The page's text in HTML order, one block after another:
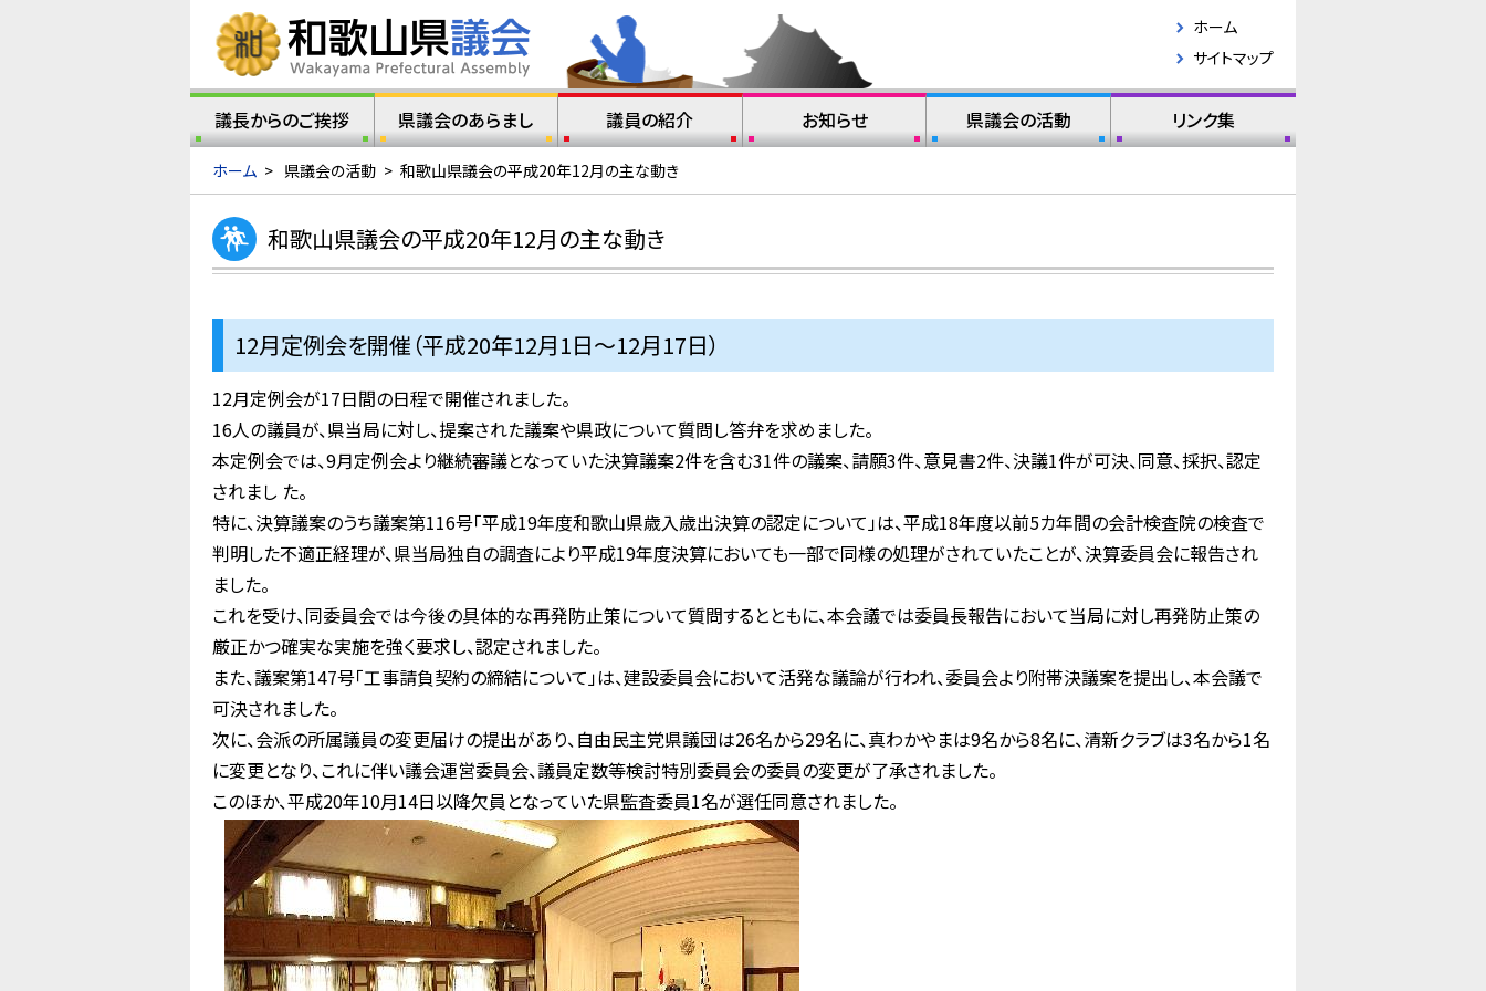
ホーム
サイトマップ
議長からのご挨拶 県議会のあらまし 議員の紹介 お知らせ 県議会の活動 リンク集
ホーム > 県議会の活動 > 和歌山県議会の平成20年12月の主な動き
和歌山県議会の平成20年12月の主な動き
12月定例会を開催（平成20年12月1日～12月17日）
12月定例会が17日間の日程で開催されました。
16人の議員が、県当局に対し、提案された議案や県政について質問し答弁を求めました。
本定例会では、9月定例会より継続審議となっていた決算議案2件を含む31件の議案、請願3件、意見書2件、決議1件が可決、同意、採択、認定
されまし た。
特に、決算議案のうち議案第116号「平成19年度和歌山県歳入歳出決算の認定について」は、平成18年度以前5カ年間の会計検査院の検査で
判明した不適正経理が、県当局独自の調査により平成19年度決算においても一部で同様の処理がされていたことが、決算委員会に報告され
ました。
これを受け、同委員会では今後の具体的な再発防止策について質問するとともに、本会議では委員長報告において当局に対し再発防止策の
厳正かつ確実な実施を強く要求し、認定されました。
また、議案第147号「工事請負契約の締結について」は、建設委員会において活発な議論が行われ、委員会より附帯決議案を提出し、本会議で
可決されました。
次に、会派の所属議員の変更届けの提出があり、自由民主党県議団は26名から29名に、真わかやまは9名から8名に、清新クラブは3名から1名
に変更となり、これに伴い議会運営委員会、議員定数等検討特別委員会の委員の変更が了承されました。
このほか、平成20年10月14日以降欠員となっていた県監査委員1名が選任同意されました。